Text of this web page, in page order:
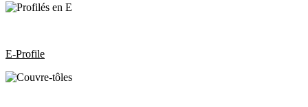
E-Profile